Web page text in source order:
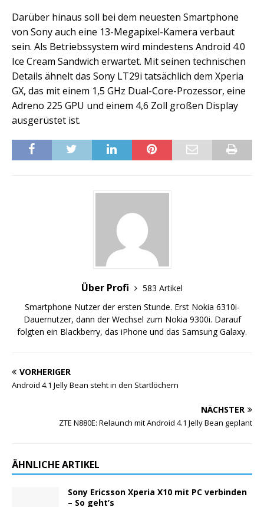
Darüber hinaus soll bei dem neuesten Smartphone
von Sony auch eine 13-Megapixel-Kamera verbaut
sein. Als Betriebssystem wird mindestens Android 4.0
Ice Cream Sandwich erwartet. Mit seinen technischen
Details ähnelt das Sony LT29i tatsächlich dem Xperia
GX, das mit einem 1,5 GHz Dual-Core-Prozessor, eine
Adreno 225 GPU und einem 4,6 Zoll großen Display
ausgerüstet ist.
Über Profi
583 Artikel
Smartphone Nutzer der ersten Stunde. Erst Nokia 6310i-
Dauernutzer, dann der Wechsel zum Nokia 9300i. Darauf
folgten ein Blackberry, das iPhone und das Samsung Galaxy.
VORHERIGER
Android 4.1 Jelly Bean steht in den Startlöchern
NÄCHSTER
ZTE N880E: Relaunch mit Android 4.1 Jelly Bean geplant
ÄHNLICHE ARTIKEL
Sony Ericsson Xperia X10 mit PC verbinden
– So geht’s